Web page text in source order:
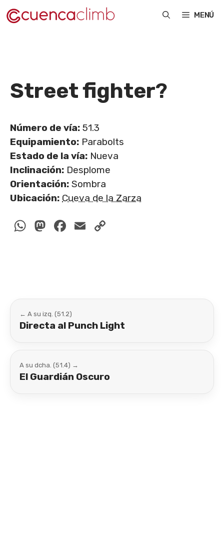
Saltar
al
MENÚ
Street fighter?
Número de vía: 51.3
Equipamiento: Parabolts
Estado de la vía: Nueva
Inclinación: Desplome
Orientación: Sombra
Ubicación: Cueva de la Zarza
WhatsApp
Mastodon
Facebook
Email
← A su izq. (51.2)
Directa al Punch Light
A su dcha. (51.4) →
El Guardián Oscuro